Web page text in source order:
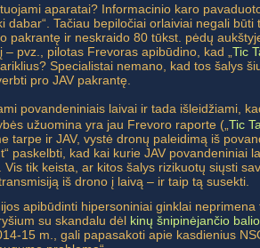
aparatai? Informacinio karo
dabar“. Tačiau bepiločiai orlaiviai negali
pakrantę ir neskraido 80 tūkst. pėdų
pvz., pilotas Frevoras apibūdino, kad „ Tic
Specialistai nemano, kad tos šalys
pro JAV pakrantę.
povandeniniais laivai ir tada išleidžiami,
užuomina yra jau Frevoro raporte („ Tic
tarpe ir JAV, vystė dronų paleidimą iš
paskelbti, kad kai kurie JAV povandeniniai
Vis tik keista, ar kitos šalys rizikuotų siųsti
iš drono į laivą – ir taip tą susekti.
apibūdinti hipersoniniai ginklai
su skandalu dėl kinų šnipinėjančio
15 m., gali papasakoti apie kasdienius